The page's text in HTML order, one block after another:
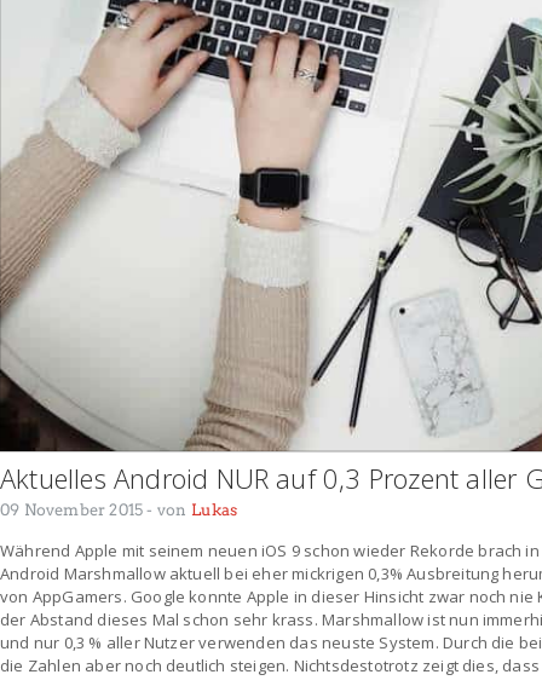
Aktuelles Android NUR auf 0,3 Prozent aller
09 November 2015 - von Lukas
Während Apple mit seinem neuen iOS 9 schon wieder Rekorde brach
Android Marshmallow aktuell bei eher mickrigen 0,3% Ausbreitung
von AppGamers. Google konnte Apple in dieser Hinsicht zwar noch
der Abstand dieses Mal schon sehr krass. Marshmallow ist nun
und nur 0,3 % aller Nutzer verwenden das neuste System. Durch die
die Zahlen aber noch deutlich steigen. Nichtsdestotrotz zeigt dies,